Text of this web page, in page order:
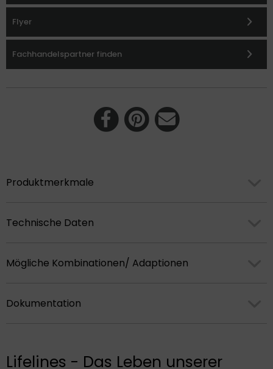
Fachhandelspartner finden
Flyer
Produktmerkmale
Technische Daten
Mögliche Kombinationen/ Adaptionen
Dokumentation
Lifelines - Das Leben unserer